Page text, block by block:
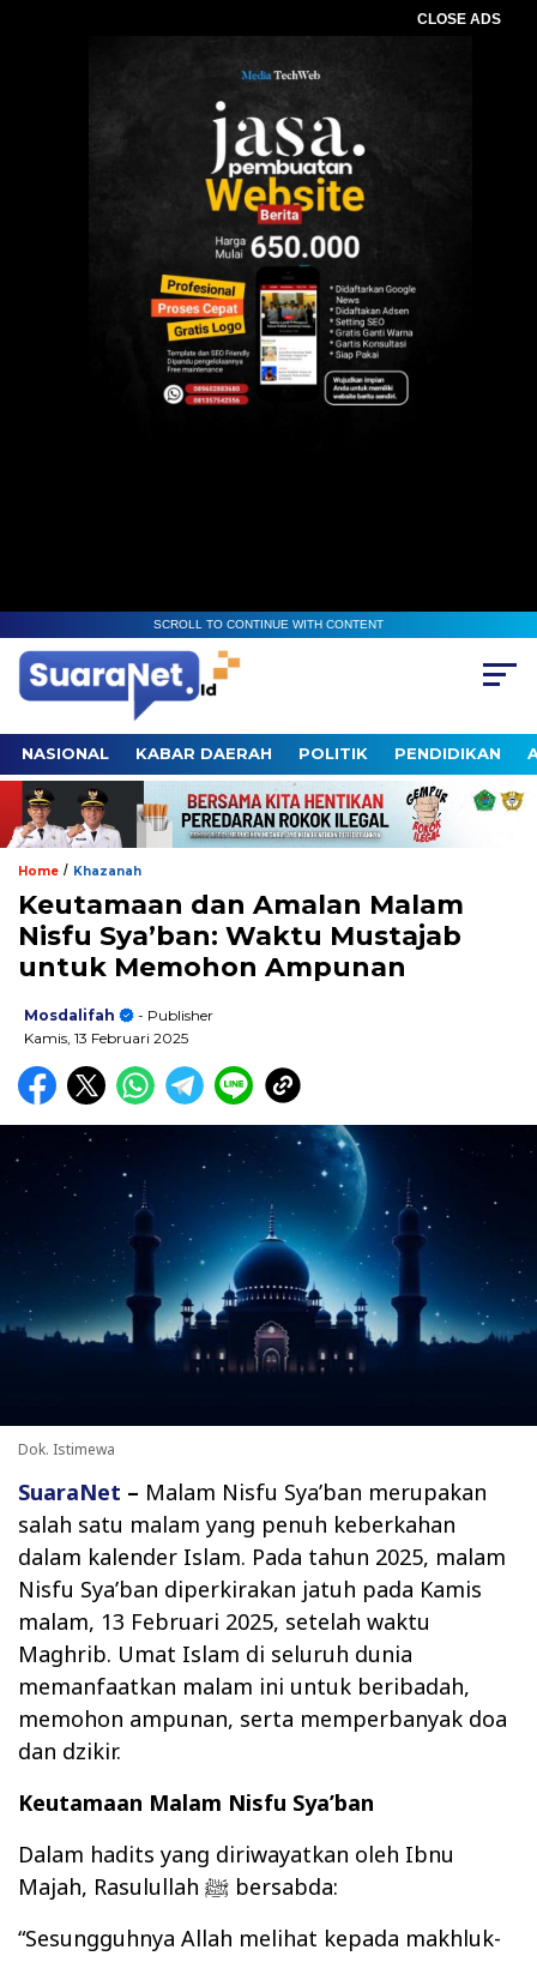
CLOSE ADS
SCROLL TO CONTINUE WITH CONTENT
NASIONAL KABAR DAERAH POLITIK PENDIDIKAN
Home / Khazanah
Keutamaan dan Amalan Malam
Nisfu Sya’ban: Waktu Mustajab
untuk Memohon Ampunan
Mosdalifah
- Publisher
Kamis, 13 Februari 2025
Dok. Istimewa
SuaraNet – Malam Nisfu Sya’ban merupakan
salah satu malam yang penuh keberkahan
dalam kalender Islam. Pada tahun 2025, malam
Nisfu Sya’ban diperkirakan jatuh pada Kamis
malam, 13 Februari 2025, setelah waktu
Maghrib. Umat Islam di seluruh dunia
memanfaatkan malam ini untuk beribadah,
memohon ampunan, serta memperbanyak doa
dan dzikir.
Keutamaan Malam Nisfu Sya’ban
Dalam hadits yang diriwayatkan oleh Ibnu
Majah, Rasulullah ﷺ bersabda:
“Sesungguhnya Allah melihat kepada makhluk-